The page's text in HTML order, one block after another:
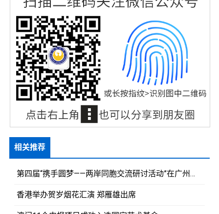
相关推荐
第四届“携手圆梦——两岸同胞交流研讨活动”在广州开幕
香港举办贺岁烟花汇演 郑雁雄出席